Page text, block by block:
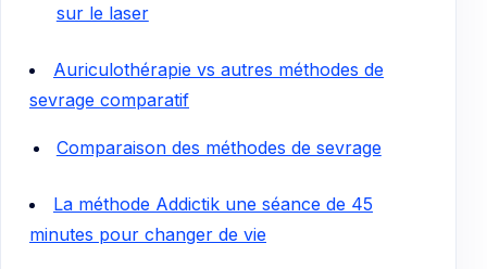
sur le laser
Auriculothérapie vs autres méthodes de
sevrage comparatif
Comparaison des méthodes de sevrage
La méthode Addictik une séance de 45
minutes pour changer de vie